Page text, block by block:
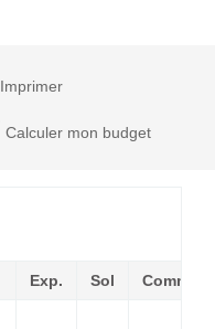
Imprimer
Calculer mon budget
Exp. Sol